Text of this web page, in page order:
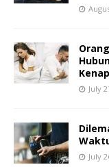
July
July